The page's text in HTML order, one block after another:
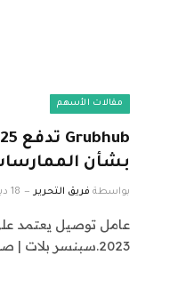
مقالات الأسهم
بشأن
بواسطة فريق التحرير 18 ديسمبر، 2024
2023.سبنسر بلات | صور جيتيأعلنت لجنة…